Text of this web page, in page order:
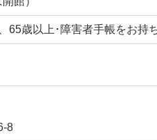
65歳以上･障害者手帳をお持
8